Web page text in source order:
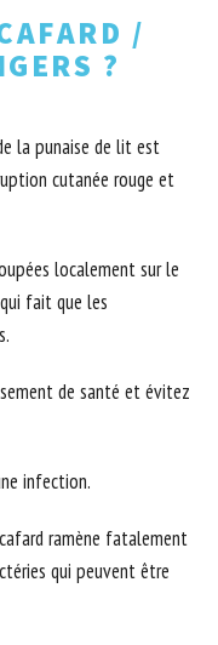
/
?
la punaise de lit est
cutanée rouge et
localement sur le
fait que les
de santé et évitez
infection.
ramène fatalement
qui peuvent être